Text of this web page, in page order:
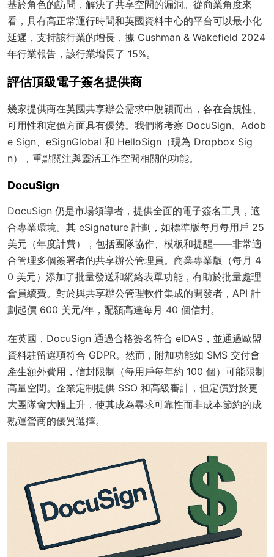
基於角色的訪問，解決了共享空間的漏洞。從商業角度來
看，具有高正常運行時間和英國資料中心的平台可以最小化
延遲，支持該行業的增長，據 Cushman & Wakefield 2024
年行業報告，該行業增長了 15%。
評估頂級電子簽名提供商
幾家提供商在英國共享辦公需求中脫穎而出，各在合規性、
可用性和定價方面具有優勢。我們將考察 DocuSign、Adob
e Sign、eSignGlobal 和 HelloSign（現為 Dropbox Sig
n），重點關注與靈活工作空間相關的功能。
DocuSign
DocuSign 仍是市場領導者，提供全面的電子簽名工具，適
合專業環境。其 eSignature 計劃，如標準版每月每用戶 25
美元（年度計費），包括團隊協作、模板和提醒——非常適
合管理多個簽署者的共享辦公管理員。商業專業版（每月 4
0 美元）添加了批量發送和網絡表單功能，有助於批量處理
會員續費。對於與共享辦公管理軟件集成的開發者，API 計
劃起價 600 美元/年，配額高達每月 40 個信封。
在英國，DocuSign 通過合格簽名符合 eIDAS，並通過歐盟
資料駐留選項符合 GDPR。然而，附加功能如 SMS 交付會
產生額外費用，信封限制（每用戶每年約 100 個）可能限制
高量空間。企業定制提供 SSO 和高級審計，但定價對於更
大團隊會大幅上升，使其成為尋求可靠性而非成本節約的成
熟運營商的優質選擇。